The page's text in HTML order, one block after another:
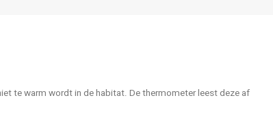
te warm wordt in de habitat. De thermometer leest deze af